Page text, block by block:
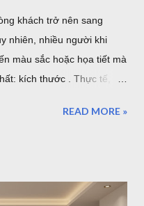
khách trở nên sang
nhiên, nhiều người khi
màu sắc hoặc họa tiết mà
kích thước . Thực tế,
thể làm không gian trở
bạn dễ dàng tìm được mẫu
READ MORE »